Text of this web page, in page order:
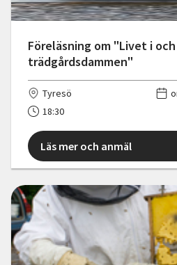
Föreläsning om "Livet i
trädgårdsdammen"
Tyresö
18:30
Läs mer och anmäl